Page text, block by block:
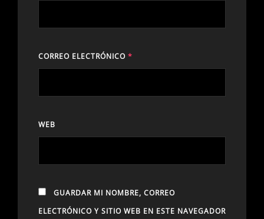
CORREO ELECTRÓNICO *
WEB
GUARDAR MI NOMBRE, CORREO
ELECTRÓNICO Y SITIO WEB EN ESTE NAVEGADOR